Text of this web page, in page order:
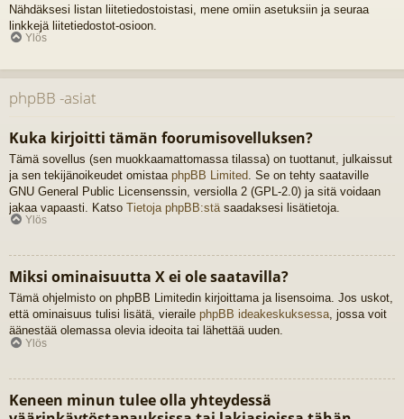
Nähdäksesi listan liitetiedostoistasi, mene omiin asetuksiin ja seuraa
linkkejä liitetiedostot-osioon.
Ylös
phpBB -asiat
Kuka kirjoitti tämän foorumisovelluksen?
Tämä sovellus (sen muokkaamattomassa tilassa) on tuottanut, julkaissut
ja sen tekijänoikeudet omistaa phpBB Limited . Se on tehty saataville
GNU General Public Licensenssin, versiolla 2 (GPL-2.0) ja sitä voidaan
jakaa vapaasti. Katso Tietoja phpBB:stä saadaksesi lisätietoja.
Ylös
Miksi ominaisuutta X ei ole saatavilla?
Tämä ohjelmisto on phpBB Limitedin kirjoittama ja lisensoima. Jos uskot,
että ominaisuus tulisi lisätä, vieraile phpBB ideakeskuksessa, jossa voit
äänestää olemassa olevia ideoita tai lähettää uuden.
Ylös
Keneen minun tulee olla yhteydessä